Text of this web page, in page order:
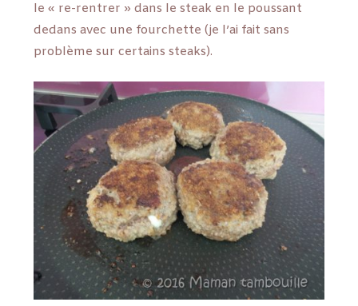
le « re-rentrer » dans le steak en le poussant
dedans avec une fourchette (je l’ai fait sans
problème sur certains steaks).